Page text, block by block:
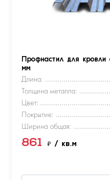
Профнастил для
мм
Длина:
Толщина металла:
Цвет:
Покрытие:
Ширина общая:
861 ₽ / кв.м